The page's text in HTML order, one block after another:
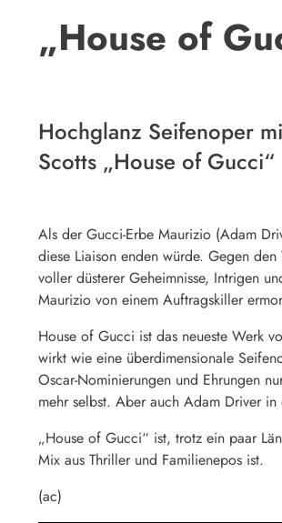
„House of
Hochglanz Seifenoper
Scotts „House of
Als der Gucci-Erbe Maurizio (Adam
diese Liaison enden würde. Gegen
voller düsterer Geheimnisse, Intrigen
Maurizio von einem Auftragskiller
House of Gucci ist das neueste Werk
wirkt wie eine überdimensionale
Oscar-Nominierungen und Ehrungen
mehr selbst. Aber auch Adam Driver
„House of Gucci“ ist, trotz ein paar
Mix aus Thriller und Familienepos ist.
(ac)